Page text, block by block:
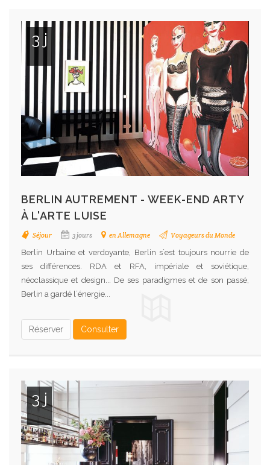
3 j
BERLIN AUTREMENT - WEEK-END ARTY
À L'ARTE LUISE
Séjour 3 jours en Allemagne Voyageurs du Monde
Berlin Urbaine et verdoyante, Berlin s´est toujours nourrie de
ses différences. RDA et RFA, impériale et soviétique,
néoclassique et design... De ses paradigmes et de son passé,
Berlin a gardé l´énergie...
Réserver Consulter
3 j